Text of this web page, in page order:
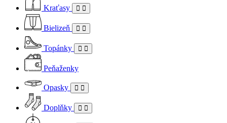
Kraťasy
Bielizeň
Topánky
Peňaženky
Opasky
Doplňky